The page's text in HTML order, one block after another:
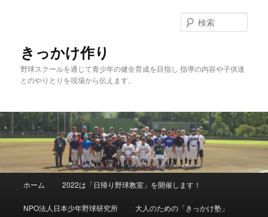
移
動
きっかけ作り
野球スクールを通じて青少年の健全育成を目指し 指導の内容や子供達
とのやりとりを現場から伝えます。
索
ホーム 2022は「日帰り野球教室」を開催します！
NPO法人日本少年野球研究所 大人のための「きっかけ塾」